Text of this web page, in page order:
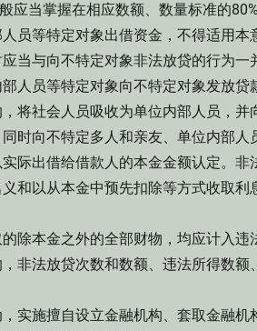
当掌握在相应数额、数量标准的80%
等特定对象出借资金，不得适用本
当与向不特定对象非法放贷的行为一
员等特定对象向不特定对象发放贷
社会人员吸收为单位内部人员，并
向不特定多人和亲友、单位内部人
出借给借款人的本金金额认定。非
和以从本金中预先扣除等方式收取
本金之外的全部财物，均应计入违
法放贷次数和数额、违法所得数额
施擅自设立金融机构、套取金融机